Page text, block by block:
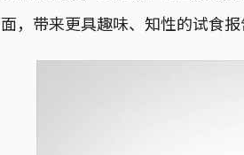
面，带来更具趣味、知性的试食报